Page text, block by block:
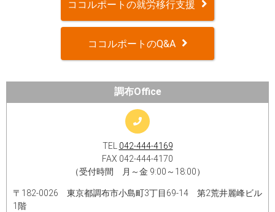
ココルポートの就労移行支援
ココルポートのQ&A
調布Office
TEL 042-444-4169
FAX 042-444-​4170​
（受付時間 月～金 9:00～18:00）
〒182-0026 東京都調布市小島町3丁目69-14 第2荒井麗峰ビル
1階